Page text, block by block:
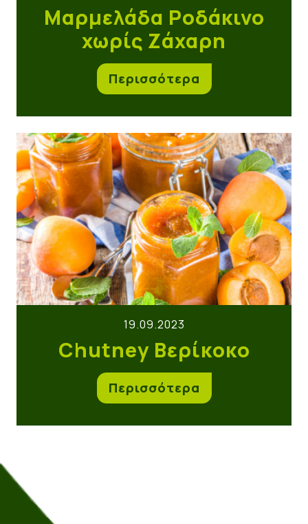
Μαρμελάδα Ροδάκινο
χωρίς Ζάχαρη
Περισσότερα
Chutney Βερίκοκο
19.09.2023
Chutney Βερίκοκο
Περισσότερα